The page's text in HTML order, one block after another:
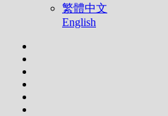
繁體中文
English